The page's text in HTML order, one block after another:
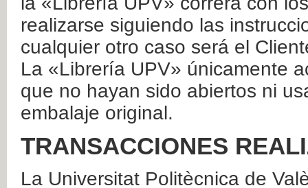
realizarse siguiendo las
cualquier otro caso será el
La «Librería UPV» únicamente
que no hayan sido abiertos ni
embalaje original.
TRANSACCIONES
La Universitat Politècnica de